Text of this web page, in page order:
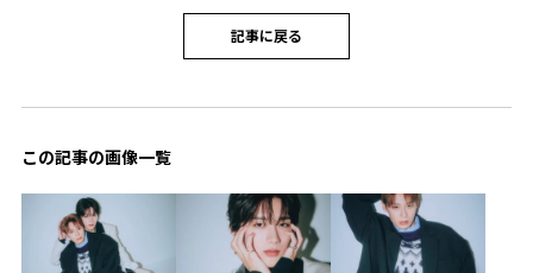
記事に戻る
この記事の画像一覧